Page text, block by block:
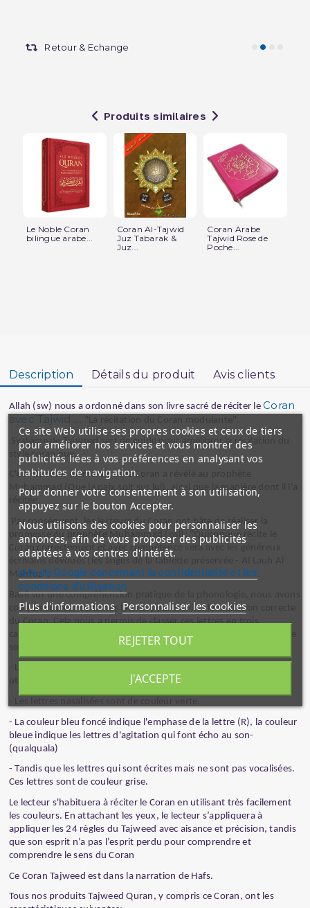
Retour & Echange
Produits similaires
Le Noble Coran
bilingue arabe...
Coran Al-Tajwid
Juz Tabarak &
Juz...
Coran Arabe
Tajwid Rose de
Poche...
Description Détails du produit Avis clients
Allah (sw) nous a ordonné dans son livre sacré de réciter leCoran
avec Tajwid
Système de Tajweed sert de guide pour améliorer la récitation du
style coranique.
C'est de cette manière que le Coran a révélé au prophète
Muhammad (Que la paix soit sur lui), ainsi que la manière dont il l'a
Par conséquent, les lecteurs du Coran ont hâte de réaliser la
promesse du prophète Muhammad (psl): "Quiconque récite le
Coran correctement et avec compétence sera avec les généreux
écrivains dévoués (les anges de la tablette préservée - Al Lauh Al
Mahfuz".
Basé sur une compréhension pratique de la phonologie, nous avons
codé en couleur certaines lettres pour faciliter la récitation correcte
du Coran. Cela nous a permis de classer ces lettres en trois
catégories possibles pour améliorer la connaissance du lecteur et le
souvenir des règles de Tajweed:
utilisé la couleur rouge pour mettre en évidence ces lettres.
- La couleur bleu foncé indique l'emphase de la lettre (R), la couleur
bleue indique les lettres d'agitation qui font écho au son-
(qualquala)
- Tandis que les lettres qui sont écrites mais ne sont pas vocalisées.
Ces lettres sont de couleur grise.
Le lecteur s'habituera à réciter le Coran en utilisant très facilement
les couleurs. En attachant les yeux, le lecteur s’appliquera à
appliquer les 24 règles du Tajweed avec aisance et précision, tandis
que son esprit n’a pas l’esprit perdu pour comprendre et
comprendre le sens du Coran
Ce Coran Tajweed est dans la narration de Hafs.
Tous nos produits Tajweed Quran, y compris ce Coran, ont les
Ce site Web utilise ses propres cookies et ceux de tiers
pour améliorer nos services et vous montrer des
publicités liées à vos préférences en analysant vos
habitudes de navigation.
Pour donner votre consentement à son utilisation,
appuyez sur le bouton Accepter.
Nous utilisons des cookies pour personnaliser les
annonces, afin de vous proposer des publicités
adaptées à vos centres d'intérêt.
site de Google concernant la confidentialité et les
conditions d'utilisation
Plus d'informations Personnaliser les cookies
REJETER TOUT
J'ACCEPTE